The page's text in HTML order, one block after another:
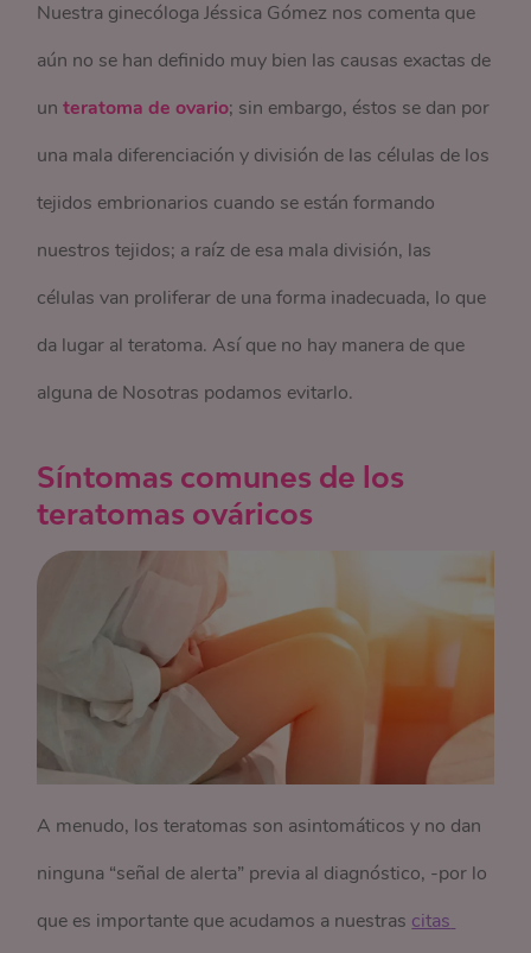
Nuestra ginecóloga Jéssica Gómez nos comenta que
aún no se han definido muy bien las causas exactas de
unteratoma de ovario; sin embargo, éstos se dan por
una mala diferenciación y división de las células de los
tejidos embrionarios cuando se están formando
nuestros tejidos; a raíz de esa mala división, las
células van proliferar de una forma inadecuada, lo que
da lugar al teratoma. Así que no hay manera de que
alguna de Nosotras podamos evitarlo.
Síntomas comunes de los
teratomas ováricos
A menudo, los teratomas son asintomáticos y no dan
ninguna “señal de alerta” previa al diagnóstico, -por lo
que es importante que acudamos a nuestras citas